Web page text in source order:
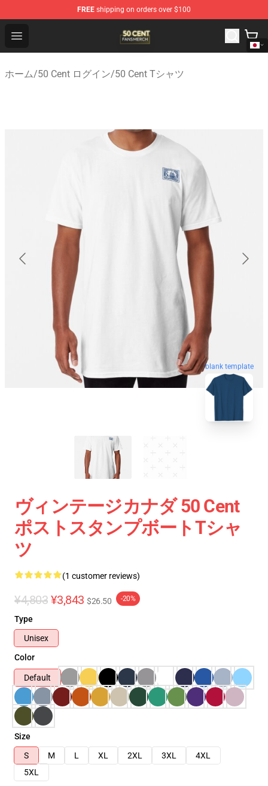
FREE shipping on orders over $100
Open menu
50 Cent Shop - Official 50 Cent Merchandise Store
ホーム/50 Cent ログイン/50 Cent Tシャツ
blank template
ヴィンテージカナダ 50 Cent
ポストスタンプボートTシャ
ツ
(1 customer reviews)
¥4,803 ¥3,843 $26.50 -20%
Type
Unisex
Color
Default
Size
S
M L XL 2XL 3XL
4XL
5XL